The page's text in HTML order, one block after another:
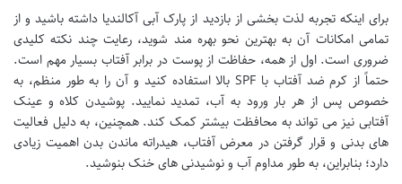
برای اینکه تجربه لذت بخشی از بازدید از پارک آبی آکالندیا داشته باشید و از
تمامی امکانات آن به بهترین نحو بهره مند شوید، رعایت چند نکته کلیدی
ضروری است. اول از همه، حفاظت از پوست در برابر آفتاب بسیار مهم است.
حتماً از کرم ضد آفتاب با SPF بالا استفاده کنید و آن را به طور منظم، به
خصوص پس از هر بار ورود به آب، تمدید نمایید. پوشیدن کلاه و عینک
آفتابی نیز می تواند به محافظت بیشتر کمک کند. همچنین، به دلیل فعالیت
های بدنی و قرار گرفتن در معرض آفتاب، هیدراته ماندن بدن اهمیت زیادی
دارد؛ بنابراین، به طور مداوم آب و نوشیدنی های خنک بنوشید.